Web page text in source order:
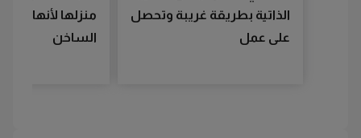
الذاتية بطريقة غريبة وتحصل
على عمل
منزلها لأنها لم
الساخن